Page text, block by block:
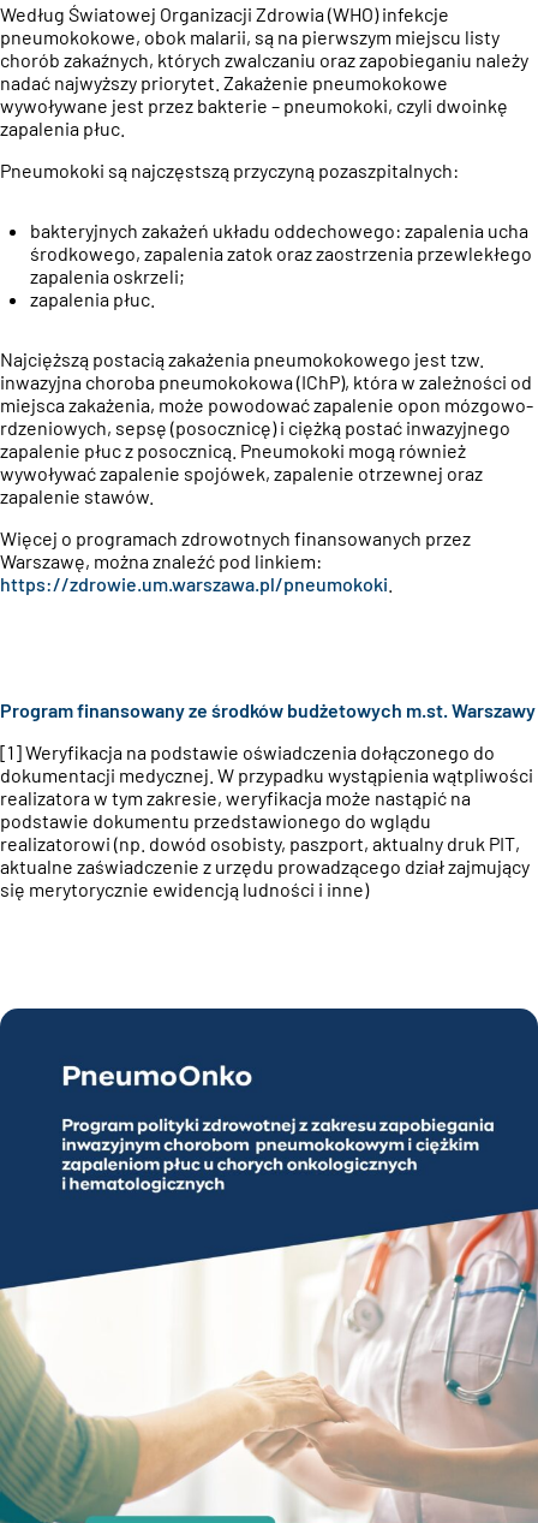
Według Światowej Organizacji Zdrowia (WHO) infekcje
pneumokokowe, obok malarii, są na pierwszym miejscu listy
chorób zakaźnych, których zwalczaniu oraz zapobieganiu należy
nadać najwyższy priorytet. Zakażenie pneumokokowe
wywoływane jest przez bakterie – pneumokoki, czyli dwoinkę
zapalenia płuc.
Pneumokoki są najczęstszą przyczyną pozaszpitalnych:
bakteryjnych zakażeń układu oddechowego: zapalenia ucha
środkowego, zapalenia zatok oraz zaostrzenia przewlekłego
zapalenia oskrzeli;
zapalenia płuc.
Najcięższą postacią zakażenia pneumokokowego jest tzw.
inwazyjna choroba pneumokokowa (IChP), która w zależności od
miejsca zakażenia, może powodować zapalenie opon mózgowo-
rdzeniowych, sepsę (posocznicę) i ciężką postać inwazyjnego
zapalenie płuc z posocznicą. Pneumokoki mogą również
wywoływać zapalenie spojówek, zapalenie otrzewnej oraz
zapalenie stawów.
Więcej o programach zdrowotnych finansowanych przez
Warszawę, można znaleźć pod linkiem:
https://zdrowie.um.warszawa.pl/pneumokoki
Program finansowany ze środków budżetowych m.st. Warszawy
[1] Weryfikacja na podstawie oświadczenia dołączonego do
dokumentacji medycznej. W przypadku wystąpienia wątpliwości
realizatora w tym zakresie, weryfikacja może nastąpić na
podstawie dokumentu przedstawionego do wglądu
realizatorowi (np. dowód osobisty, paszport, aktualny druk PIT,
aktualne zaświadczenie z urzędu prowadzącego dział zajmujący
się merytorycznie ewidencją ludności i inne)